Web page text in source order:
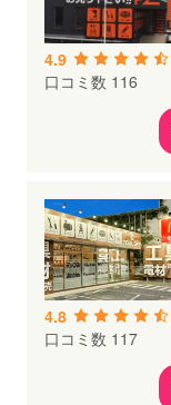
4.9
口コミ数 116
4.8
口コミ数 117